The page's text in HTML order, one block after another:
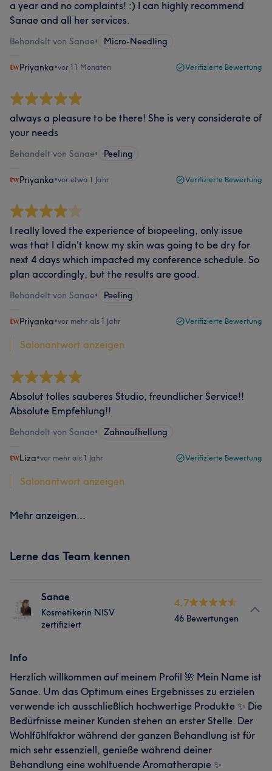
a year and no complaints! :) I can highly recommend
Sanae and all her services.
Behandelt von Sanae• Micro-Needling
Priyanka•vor 11 Monaten Verifizierte Bewertung
always a pleasure to be there! She is very considerate of
your needs
Behandelt von Sanae• Peeling
Priyanka•vor etwa 1 Jahr Verifizierte Bewertung
I really loved the experience of biopeeling, only issue
was that I didn't know my skin was going to be dry for
next 4 days which impacted my conference schedule. So
plan accordingly, but the results are good.
Behandelt von Sanae• Peeling
Priyanka•vor mehr als 1 Jahr Verifizierte Bewertung
Salonantwort anzeigen
Absolut tolles sauberes Studio, freundlicher Service!!
Absolute Empfehlung!!
Behandelt von Sanae• Zahnaufhellung
Liza•vor mehr als 1 Jahr Verifizierte Bewertung
Salonantwort anzeigen
Mehr anzeigen...
Lerne das Team kennen
Sanae
Kosmetikerin NISV
zertifiziert
4.7
46 Bewertungen
Info
Herzlich willkommen auf meinem Profil 🌺 Mein Name ist
Sanae. Um das Optimum eines Ergebnisses zu erzielen
verwende ich ausschließlich hochwertige Produkte ✨ Die
Bedürfnisse meiner Kunden stehen an erster Stelle. Der
Wohlfühlfaktor während der ganzen Behandlung ist für
mich sehr essenziell, genieße während deiner
Behandlung eine wohltuende Aromatherapie ✨